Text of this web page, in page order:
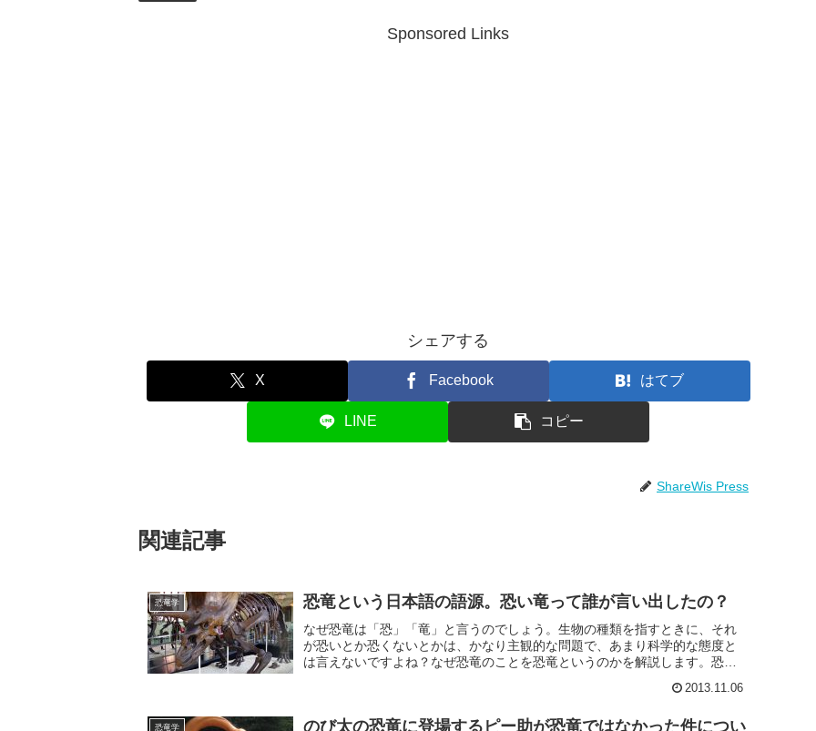
Sponsored Links
シェアする
X Facebook はてブ
LINE コピー
ShareWis Press
関連記事
恐竜学 恐竜という日本語の語源。恐い竜って誰が言い出したの？
なぜ恐竜は「恐」「竜」と言うのでしょう。生物の種類を指すときに、それ
が恐いとか恐くないとかは、かなり主観的な問題で、あまり科学的な態度と
は言えないですよね？なぜ恐竜のことを恐竜というのかを解説します。恐竜
2013.11.06
恐竜学 のび太の恐竜に登場するピー助が恐竜ではなかった件につい